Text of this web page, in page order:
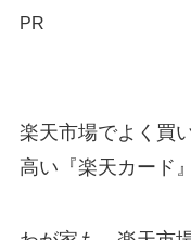
PR
楽天市場でよく買
高い『楽天カード』